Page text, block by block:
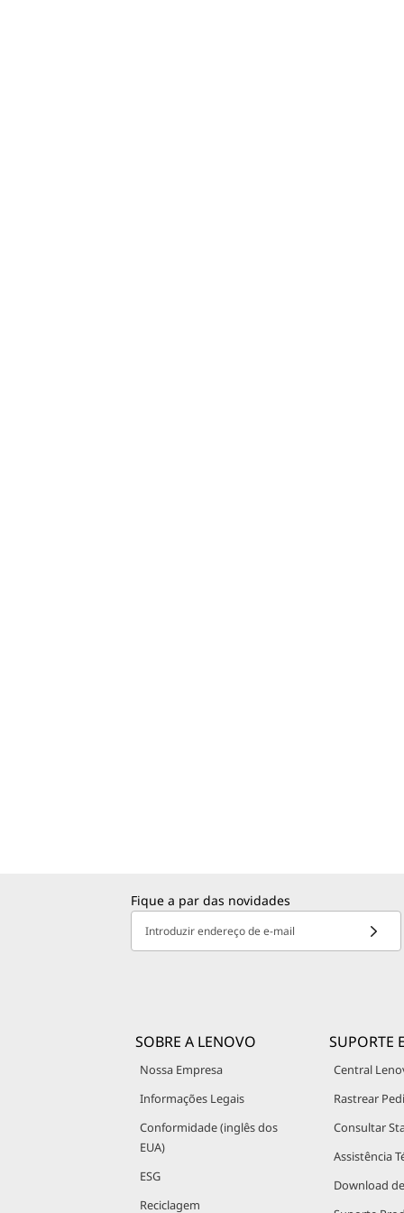
Fique a par das novidades
Introduzir endereço de e-mail
SOBRE A LENOVO
Nossa Empresa
Informações Legais
Conformidade (inglês dos
EUA)
ESG
Reciclagem
SUPORTE
Central
Rastrear
Consultar
Assistência
Download